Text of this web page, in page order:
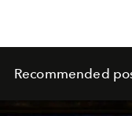
Recommended